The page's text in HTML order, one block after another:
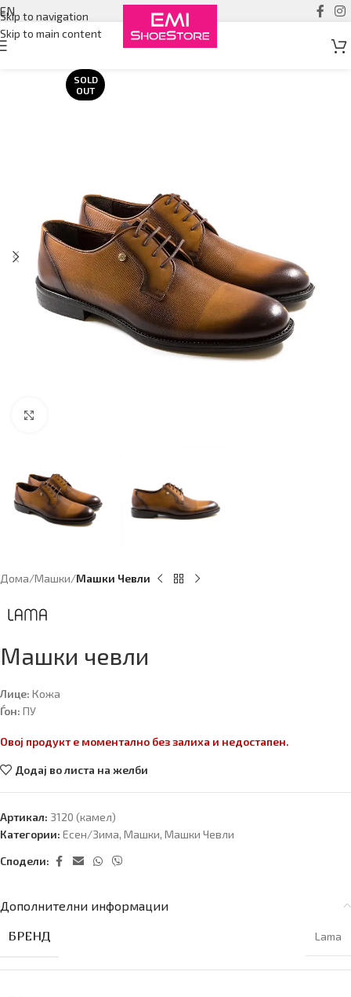
Skip to navigation
Skip to main content
EN
SOLD
OUT
Дома Машки Машки Чевли
Машки чевли
Лице: Кожа
Ѓон: ПУ
Овој продукт е моментално без залиха и недостапен.
Додај во листа на желби
Артикал: 3120 (камел)
Категории: Есен/Зима, Машки, Машки Чевли
Сподели:
Дополнителни информации
БРЕНД Lama